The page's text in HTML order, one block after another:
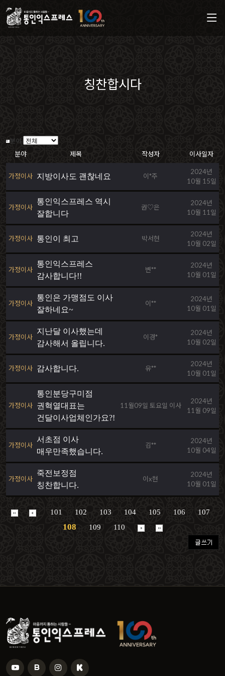
칭찬합시다
분야
분야 제목 작성자 이사일자
가정이사 지방이사도 괜찮네요 이*주
2024년
10월 15일
가정이사
통인익스프레스 역시
잘합니다
권♡은
2024년
10월 11일
가정이사 통인이 최고 박서현
2024년
10월 02일
가정이사
통인익스프레스
감사합니다!!
변**
2024년
10월 01일
가정이사
통인은 가맹점도 이사
잘하네요~
이**
2024년
10월 01일
가정이사
지난달 이사했는데
감사해서 올립니다.
이경*
2024년
10월 02일
가정이사 감사합니다. 유**
2024년
10월 01일
가정이사
통인분당구미점
권혁열대표는
건달이사업체인가요?!
11월09일 토요일 이사
2024년
11월 09일
가정이사
서초점 이사
매우만족했습니다.
김**
2024년
10월 04일
가정이사
죽전보정점
칭찬합니다.
이x현
2024년
10월 01일
101 102 103 104 105 106 107
108 109 110